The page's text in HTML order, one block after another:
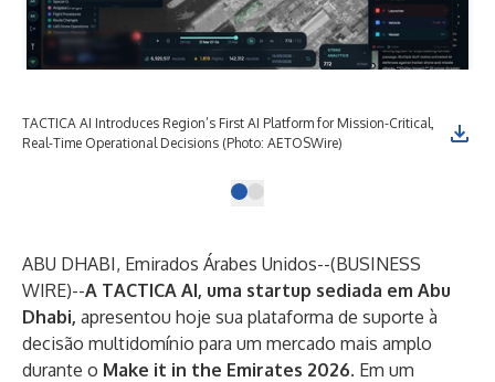
TACTICA AI Introduces Region’s First AI Platform for Mission-Critical,
Real-Time Operational Decisions (Photo: AETOSWire)
ABU DHABI, Emirados Árabes Unidos--(BUSINESS
WIRE)--A TACTICA AI, uma startup sediada em Abu
Dhabi, apresentou hoje sua plataforma de suporte à
decisão multidomínio para um mercado mais amplo
durante o Make it in the Emirates 2026. Em um